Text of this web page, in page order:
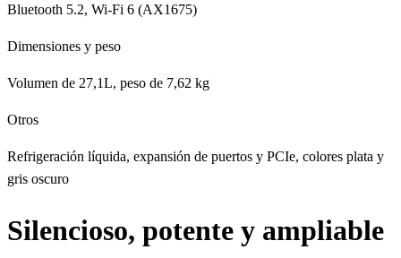
Bluetooth 5.2, Wi-Fi 6 (AX1675)
Dimensiones y peso
Volumen de 27,1L, peso de 7,62 kg
Otros
Refrigeración líquida, expansión de puertos y PCIe, colores plata y
gris oscuro
Silencioso, potente y ampliable